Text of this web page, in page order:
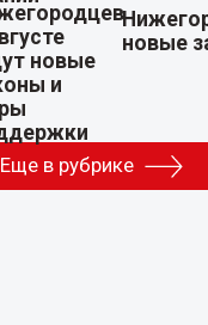
новые
Еще в рубрике